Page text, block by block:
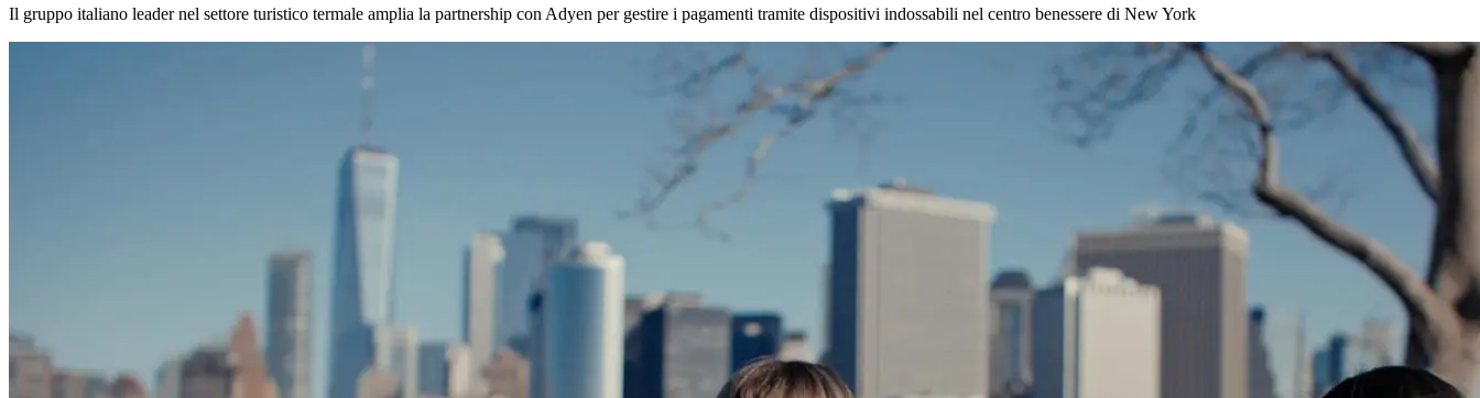
Il gruppo italiano leader nel settore turistico termale amplia la partnership con Adyen per gestire i pagamenti tramite dispositivi indossabili nel centro benessere di New York